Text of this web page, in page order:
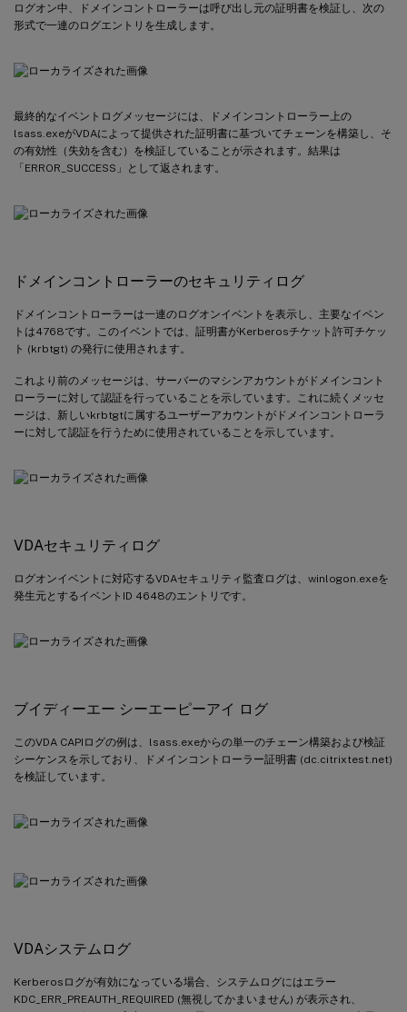
ログオン中、ドメインコントローラーは呼び出し元の証明書を検証し、次の
形式で一連のログエントリを生成します。
最終的なイベントログメッセージには、ドメインコントローラー上の
lsass.exeがVDAによって提供された証明書に基づいてチェーンを構築し、そ
の有効性（失効を含む）を検証していることが示されます。結果は
「ERROR_SUCCESS」として返されます。
ドメインコントローラーのセキュリティログ
ドメインコントローラーは一連のログオンイベントを表示し、主要なイベン
トは4768です。このイベントでは、証明書がKerberosチケット許可チケッ
ト (krbtgt) の発行に使用されます。
これより前のメッセージは、サーバーのマシンアカウントがドメインコント
ローラーに対して認証を行っていることを示しています。これに続くメッセ
ージは、新しいkrbtgtに属するユーザーアカウントがドメインコントローラ
ーに対して認証を行うために使用されていることを示しています。
VDAセキュリティログ
ログオンイベントに対応するVDAセキュリティ監査ログは、winlogon.exeを
発生元とするイベントID 4648のエントリです。
ブイディーエー シーエーピーアイ ログ
このVDA CAPIログの例は、lsass.exeからの単一のチェーン構築および検証
シーケンスを示しており、ドメインコントローラー証明書 (dc.citrixtest.net)
を検証しています。
VDAシステムログ
Kerberosログが有効になっている場合、システムログにはエラー
KDC_ERR_PREAUTH_REQUIRED (無視してかまいません) が表示され、